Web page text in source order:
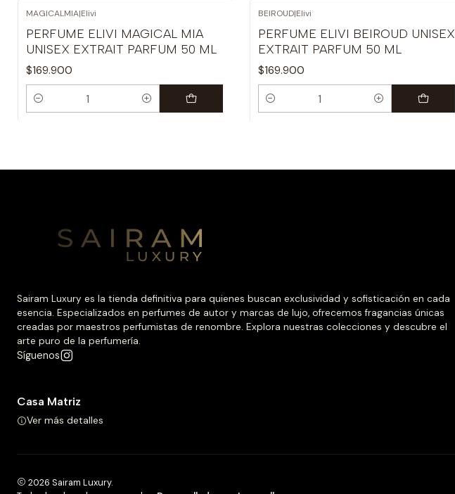
MAGICALMIA|Elivi
PERFUME ELIVI MAGICAL MIA
UNISEX EXTRAIT PARFUM 50 ML
$169.900
Cantidad
BEIROUD|Elivi
PERFUME ELIVI BEIROUD UNISEX
EXTRAIT PARFUM 50 ML
$169.900
Cantidad
Sairam Luxury es la tienda definitiva para quienes buscan exclusividad y sofisticación en cada
esencia. Especializados en perfumes de autor y marcas de lujo, ofrecemos fragancias únicas
creadas por maestros perfumistas de renombre. Explora nuestras colecciones y descubre el
arte puro de la perfumería.
Síguenos
Casa Matriz
Ver más detalles
2026 Sairam Luxury.